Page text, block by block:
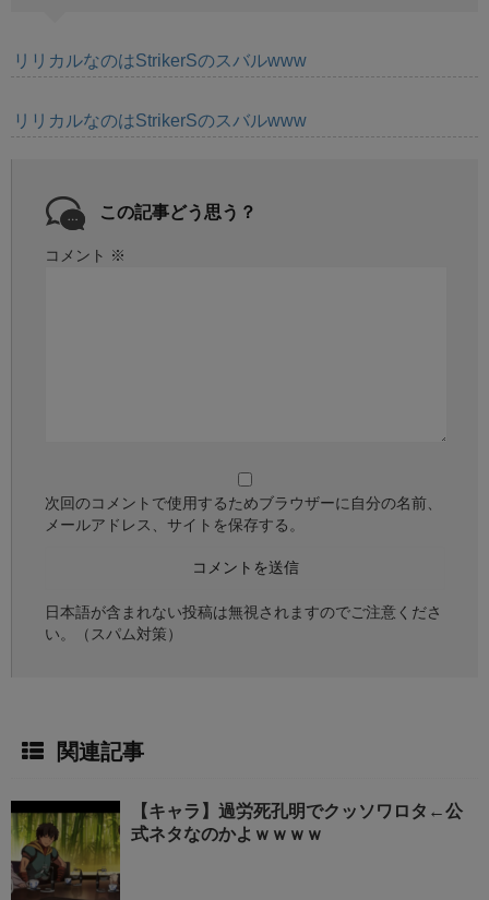
リリカルなのはStrikerSのスバルwww
リリカルなのはStrikerSのスバルwww
この記事どう思う？
コメント ※
次回のコメントで使用するためブラウザーに自分の名前、
メールアドレス、サイトを保存する。
日本語が含まれない投稿は無視されますのでご注意くださ
い。（スパム対策）
関連記事
【キャラ】過労死孔明でクッソワロタ←公
式ネタなのかよｗｗｗｗ